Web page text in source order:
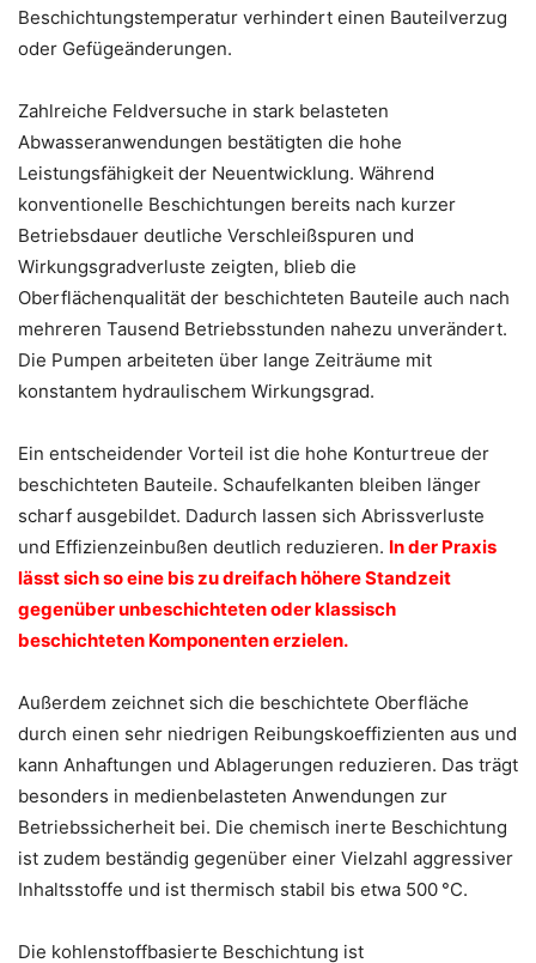
Beschichtungstemperatur verhindert einen Bauteilverzug
oder Gefügeänderungen.
Zahlreiche Feldversuche in stark belasteten
Abwasseranwendungen bestätigten die hohe
Leistungsfähigkeit der Neuentwicklung. Während
konventionelle Beschichtungen bereits nach kurzer
Betriebsdauer deutliche Verschleißspuren und
Wirkungsgradverluste zeigten, blieb die
Oberflächenqualität der beschichteten Bauteile auch nach
mehreren Tausend Betriebsstunden nahezu unverändert.
Die Pumpen arbeiteten über lange Zeiträume mit
konstantem hydraulischem Wirkungsgrad.
Ein entscheidender Vorteil ist die hohe Konturtreue der
beschichteten Bauteile. Schaufelkanten bleiben länger
scharf ausgebildet. Dadurch lassen sich Abrissverluste
und Effizienzeinbußen deutlich reduzieren. In der Praxis
lässt sich so eine bis zu dreifach höhere Standzeit
gegenüber unbeschichteten oder klassisch
beschichteten Komponenten erzielen.
Außerdem zeichnet sich die beschichtete Oberfläche
durch einen sehr niedrigen Reibungskoeffizienten aus und
kann Anhaftungen und Ablagerungen reduzieren. Das trägt
besonders in medienbelasteten Anwendungen zur
Betriebssicherheit bei. Die chemisch inerte Beschichtung
ist zudem beständig gegenüber einer Vielzahl aggressiver
Inhaltsstoffe und ist thermisch stabil bis etwa 500 °C.
Die kohlenstoffbasierte Beschichtung ist